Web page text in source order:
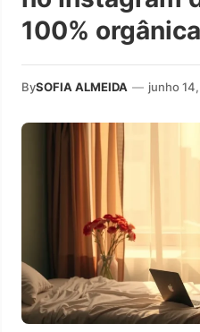
100% orgânica
BySOFIA ALMEIDA — junho